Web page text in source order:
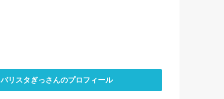
バリスタぎっさんのプロフィール